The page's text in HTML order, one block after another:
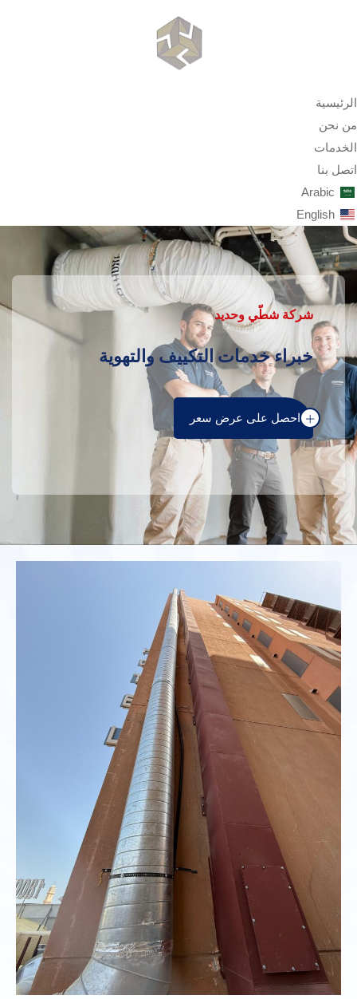
الرئيسية
من نحن
الخدمات
اتصل بنا
Arabic
English
شركة شطّي وحديد
خبراء خدمات التكييف والتهوية
احصل على عرض سعر